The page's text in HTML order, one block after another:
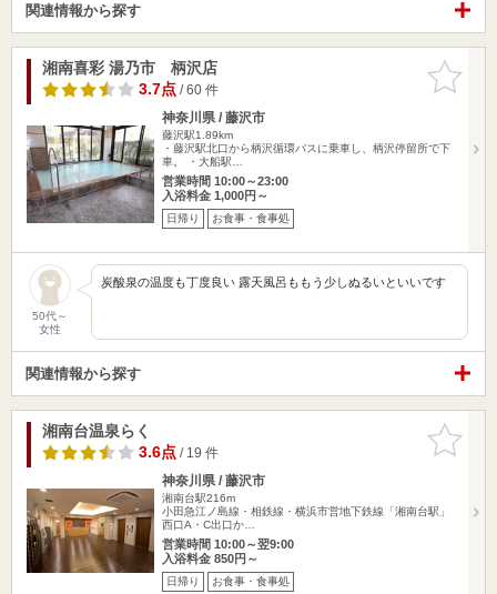
関連情報から探す
お気に入
りに追加
湘南喜彩 湯乃市 柄沢店
3.7点/ 60 件
神奈川県 / 藤沢市
藤沢駅1.89km
・藤沢駅北口から柄沢循環バスに乗車し、柄沢停留所で下
車。 ・大船駅…
営業時間 10:00～23:00
入浴料金 1,000円～
日帰り お食事・食事処
50代～
女性
炭酸泉の温度も丁度良い 露天風呂ももう少しぬるいといいです
関連情報から探す
お気に入
りに追加
湘南台温泉らく
3.6点/ 19 件
神奈川県 / 藤沢市
湘南台駅216m
小田急江ノ島線・相鉄線・横浜市営地下鉄線「湘南台駅」
西口A・C出口か…
営業時間 10:00～翌9:00
入浴料金 850円～
日帰り お食事・食事処